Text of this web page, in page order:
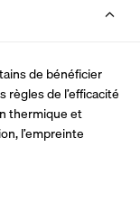
de bénéficier
règles de l’efficacité
thermique et
l’empreinte